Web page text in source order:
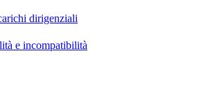
dirigenziali
e incompatibilità